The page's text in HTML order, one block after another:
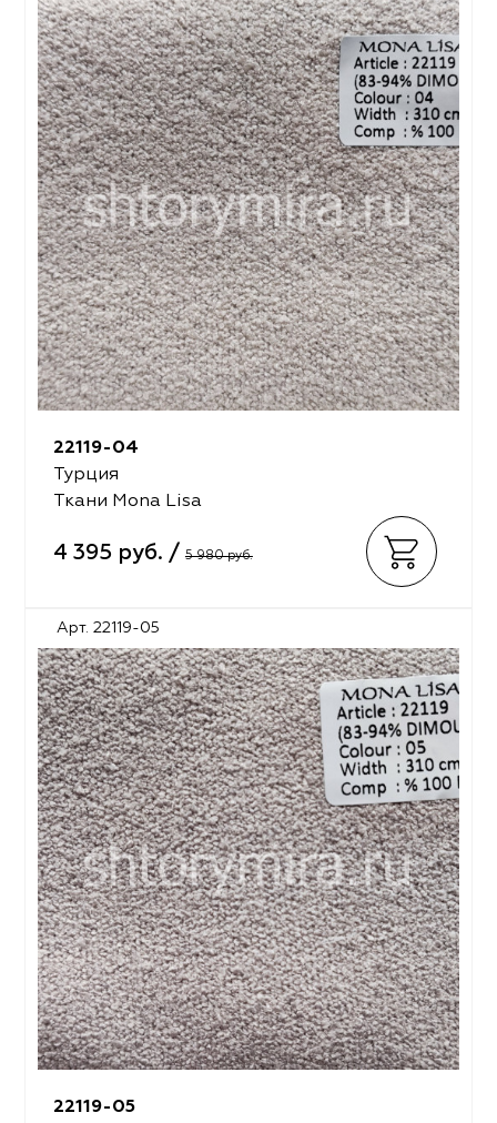
22119-04
Турция
Ткани Mona Lisa
4 395 руб. / 5 980 руб.
Арт. 22119-05
22119-05